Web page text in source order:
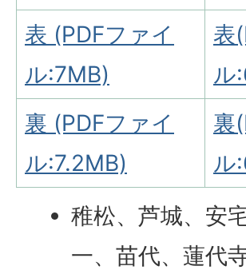
表 (PDFファイ
ル:7MB)
表
ル
裏 (PDFファイ
ル:7.2MB)
裏
ル
稚松、芦城、安
一、苗代、蓮代